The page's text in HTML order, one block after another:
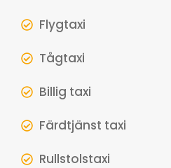
Flygtaxi
Tågtaxi
Billig taxi
Färdtjänst taxi
Rullstolstaxi